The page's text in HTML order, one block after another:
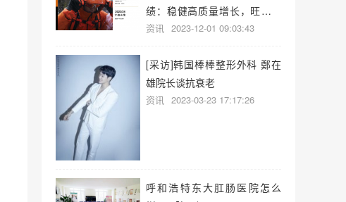
绩：稳健高质量增长，旺季业
绩可期
资讯 2023-12-01 09:03:43
[采访]韩国棒棒整形外科 鄭在
雄院长谈抗衰老
资讯 2023-03-23 17:17:26
呼和浩特东大肛肠医院怎么